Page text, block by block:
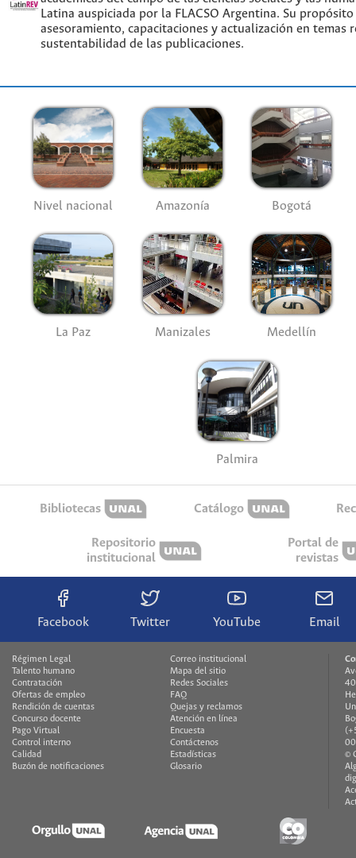
Latina auspiciada por la FLACSO Argentina. Su
asesoramiento, capacitaciones y actualización en temas
sustentabilidad de las publicaciones.
Nivel nacional Amazonía Bogotá
La Paz Manizales Medellín
Palmira
Bibliotecas Catálogo
Repositorio
institucional
Portal de
revistas
Facebook Twitter YouTube Email
Régimen Legal
Talento humano
Contratación
Ofertas de empleo
Rendición de cuentas
Concurso docente
Pago Virtual
Control interno
Calidad
Buzón de notificaciones
Correo institucional
Mapa del sitio
Redes Sociales
FAQ
Quejas y reclamos
Atención en línea
Encuesta
Contáctenos
Estadísticas
Glosario
©